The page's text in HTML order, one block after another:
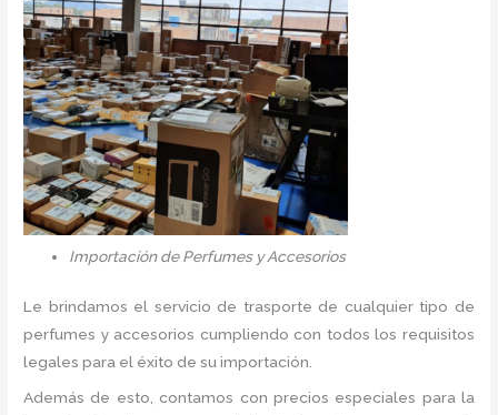
Importación de Perfumes y Accesorios
Le brindamos el servicio de trasporte de cualquier tipo de
perfumes y accesorios cumpliendo con todos los requisitos
legales para el éxito de su importación.
Además de esto, contamos con precios especiales para la